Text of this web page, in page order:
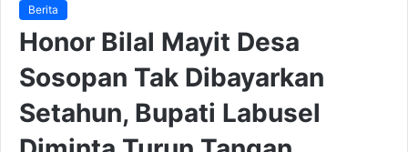
Berita
Honor Bilal Mayit Desa
Sosopan Tak Dibayarkan
Setahun, Bupati Labusel